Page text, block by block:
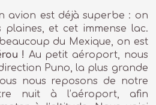
avion est déjà superbe : on
et cet immense lac.
du Mexique, on est
! Au petit aéroport, nous
Puno, la plus grande
nous reposons de notre
nuit à l’aéroport, afin